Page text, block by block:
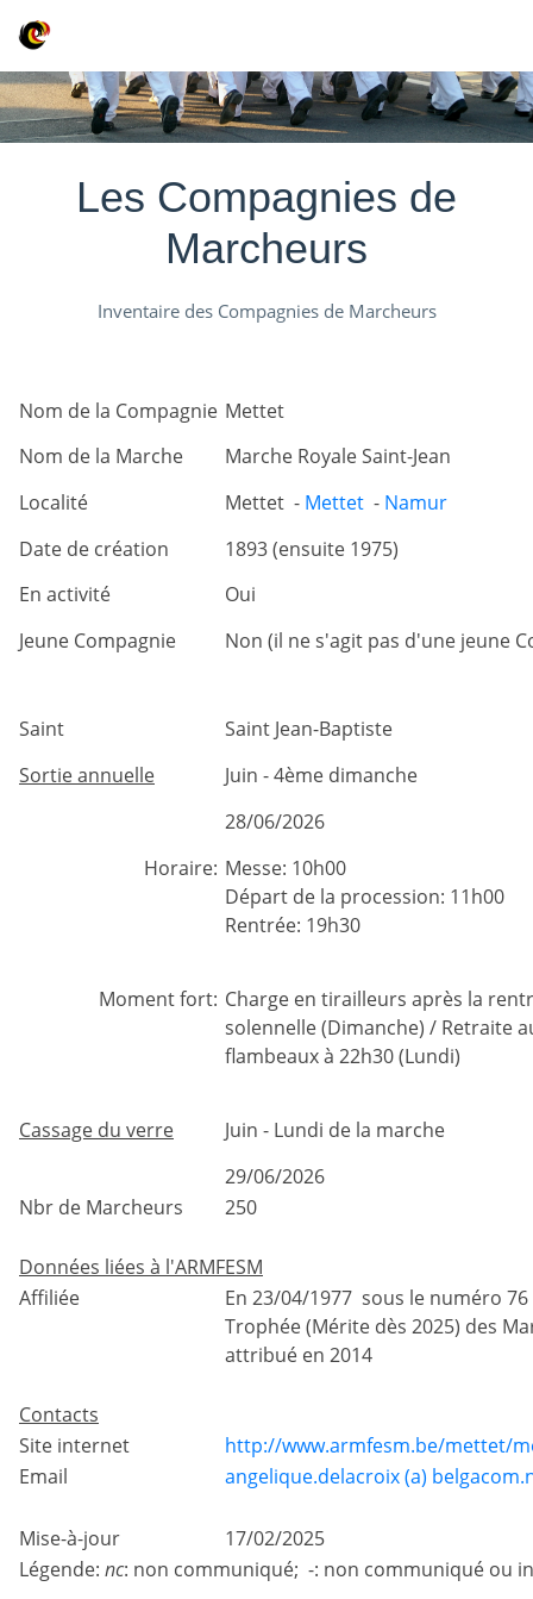
Les Compagnies de
Marcheurs
Inventaire des Compagnies de Marcheurs
Nom de la Compagnie Mettet
Nom de la Marche
Marche Royale Saint-Jean
Localité
Mettet - Mettet - Namur
Date de création
1893 (ensuite 1975)
En activité
Oui
Jeune Compagnie
Non (il ne s'agit pas d'une jeune
Saint
Saint Jean-Baptiste
Sortie annuelle
Juin - 4ème dimanche
28/06/2026
Horaire: Messe: 10h00
Départ de la procession: 11h00
Rentrée: 19h30
Moment fort: Charge en tirailleurs après la
solennelle (Dimanche) / Retraite
flambeaux à 22h30 (Lundi)
Cassage du verre
Juin - Lundi de la marche
29/06/2026
Nbr de Marcheurs
250
Données liées à l'ARMFESM
Affiliée
En 23/04/1977 sous le numéro 76
Trophée (Mérite dès 2025) des
attribué en 2014
Contacts
Site internet
http://www.armfesm.be/mettet/
Email
angelique.delacroix (a)
Mise-à-jour
17/02/2025
Légende: nc: non communiqué; -: non communiqué ou